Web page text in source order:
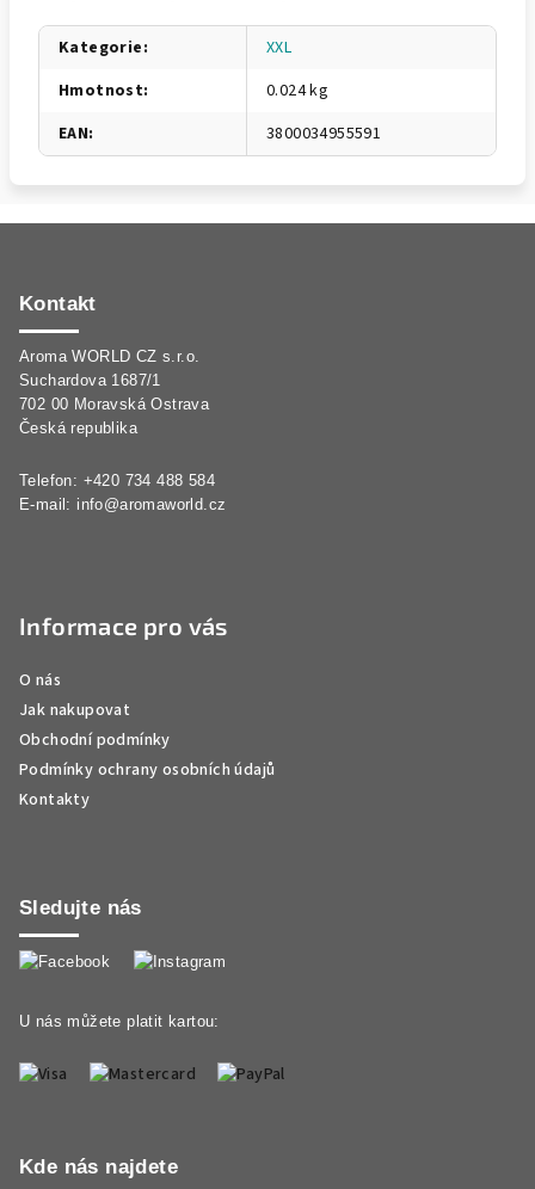
Kategorie:
XXL
Hmotnost:
0.024 kg
EAN: 3800034955591
Kontakt
Aroma WORLD CZ s.r.o.
Suchardova 1687/1
702 00 Moravská Ostrava
Česká republika
Telefon: +420 734 488 584
E-mail: info@aromaworld.cz
Informace pro vás
O nás
Jak nakupovat
Obchodní podmínky
Podmínky ochrany osobních údajů
Kontakty
Sledujte nás
U nás můžete platit kartou:
Kde nás najdete